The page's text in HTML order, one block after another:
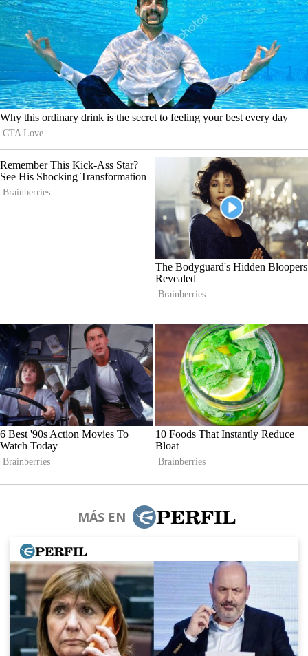
MÁS EN